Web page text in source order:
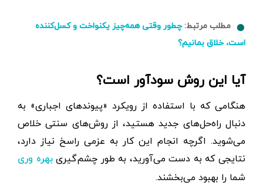
مطلب مرتبط:چطور وقتی همه‌چیز یکنواخت و کسل‌کننده
است، خلاق بمانیم؟
آیا این روش سودآور است؟
هنگامی که با استفاده از رویکرد «پیوندهای اجباری» به
دنبال راه‌حل‌های جدید هستید، از روش‌های سنتی خلاص
می‌شوید. اگرچه انجام این کار به عزمی راسخ نیاز دارد،
نتایجی که به دست می‌آورید، به طور چشم‌گیریبهره وری
شما را بهبود می‌بخشند.